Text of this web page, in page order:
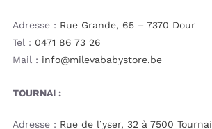
Adresse : Rue Grande, 65 – 7370 Dour
Tel : 0471 86 73 26
Mail : info@milevababystore.be
TOURNAI :
Adresse : Rue de l’yser, 32 à 7500 Tournai